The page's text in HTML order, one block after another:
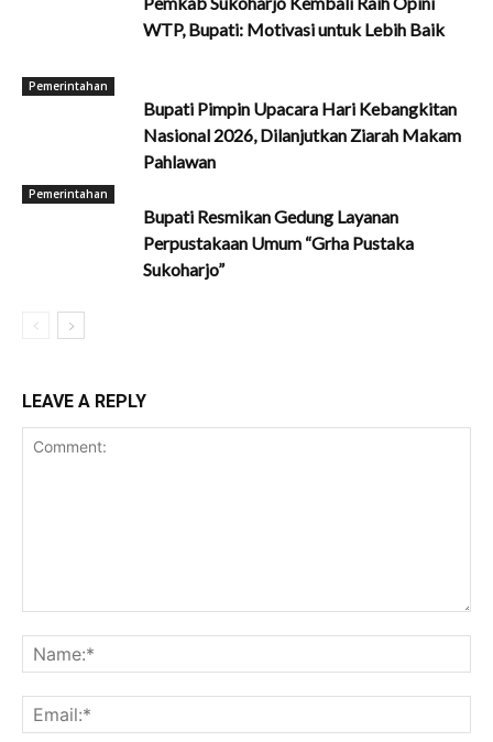
WTP, Bupati: Motivasi untuk Lebih Baik
Pemerintahan
Bupati Pimpin Upacara Hari Kebangkitan
Nasional 2026, Dilanjutkan Ziarah Makam
Pahlawan
Pemerintahan
Bupati Resmikan Gedung Layanan
Perpustakaan Umum “Grha Pustaka
Sukoharjo”
LEAVE A REPLY